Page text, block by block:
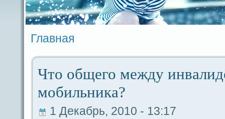
Главная
Что общего между
мобильника?
1 Декабрь, 2010 - 13:17